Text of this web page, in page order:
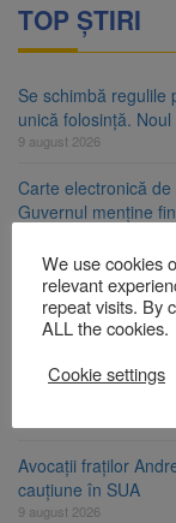
TOP ȘTIRI
Se schimbă regulile
unică folosință.
9 august 2026
Carte electronică
Guvernul menține
Zece troițe istorice
Contractul de
9 august 2026
La 97 de ani, a
zburat din nou pe
Avocații fraților
cauțiune în SUA
9 august 2026
We use cookies
relevant
repeat visits. By
ALL the cookies.
Cookie settings